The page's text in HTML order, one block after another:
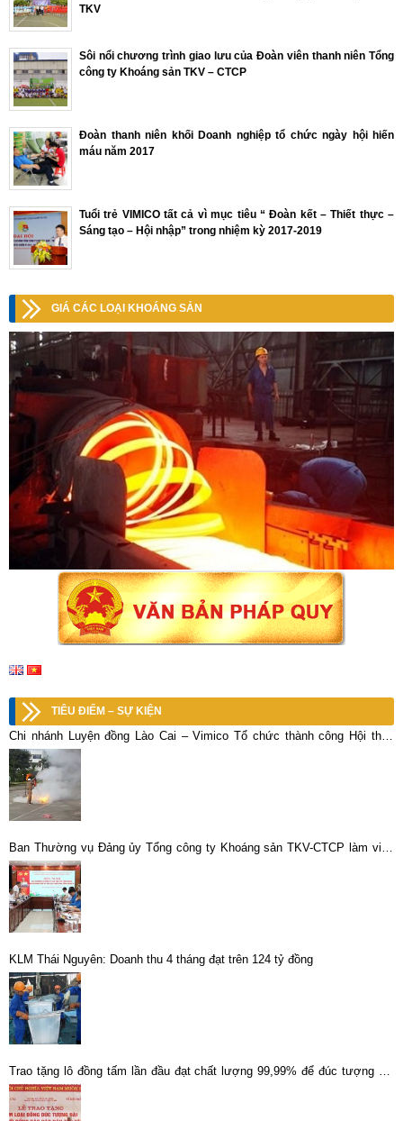
TKV
Sôi nổi chương trình giao lưu của Đoàn viên thanh niên Tổng
công ty Khoáng sản TKV – CTCP
Đoàn thanh niên khối Doanh nghiệp tổ chức ngày hội hiến
máu năm 2017
Tuổi trẻ VIMICO tất cả vì mục tiêu “ Đoàn kết – Thiết thực –
Sáng tạo – Hội nhập” trong nhiệm kỳ 2017-2019
GIÁ CÁC LOẠI KHOÁNG SẢN
TIÊU ĐIỂM – SỰ KIỆN
Chi nhánh Luyện đồng Lào Cai – Vimico Tổ chức thành công Hội thao
Phòng cháy – Chữa cháy (PCCC) năm 2020
Ban Thường vụ Đảng ủy Tổng công ty Khoáng sản TKV-CTCP làm việc
với các tổ chức chính trị – xã hội
KLM Thái Nguyên: Doanh thu 4 tháng đạt trên 124 tỷ đồng
Trao tặng lô đồng tấm lần đầu đạt chất lượng 99,99% để đúc tượng đài
Bác Hồ